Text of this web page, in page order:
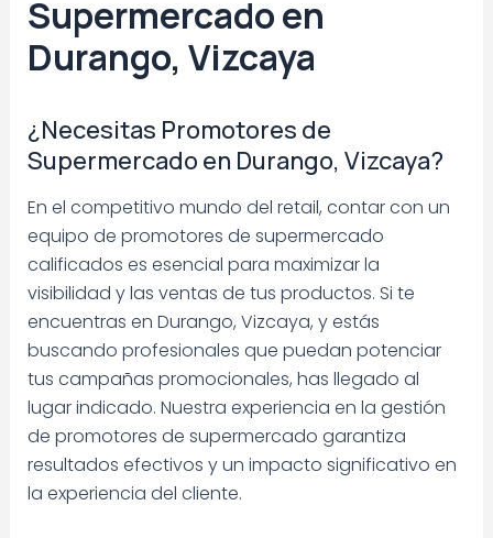
Supermercado en
Durango, Vizcaya
¿Necesitas Promotores de
Supermercado en Durango, Vizcaya?
En el competitivo mundo del retail, contar con un
equipo de promotores de supermercado
calificados es esencial para maximizar la
visibilidad y las ventas de tus productos. Si te
encuentras en Durango, Vizcaya, y estás
buscando profesionales que puedan potenciar
tus campañas promocionales, has llegado al
lugar indicado. Nuestra experiencia en la gestión
de promotores de supermercado garantiza
resultados efectivos y un impacto significativo en
la experiencia del cliente.